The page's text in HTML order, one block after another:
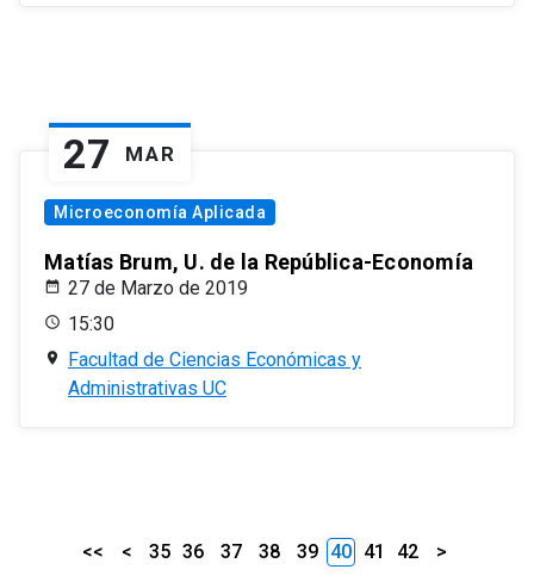
27 MAR
Microeconomía Aplicada
Matías Brum, U. de la República-Economía
27 de Marzo de 2019
15:30
Facultad de Ciencias Económicas y
Administrativas UC
<< < 35 36 37 38 39 40 41 42 >